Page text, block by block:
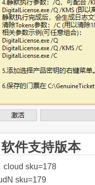
软件支持版本
cloud sku=178
sku=179